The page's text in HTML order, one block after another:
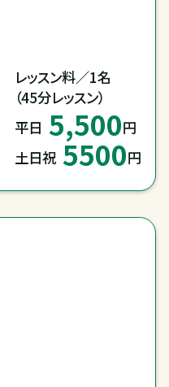
レッスン料／1名
（45分レッスン）
平日 5,500円
土日祝 5500円